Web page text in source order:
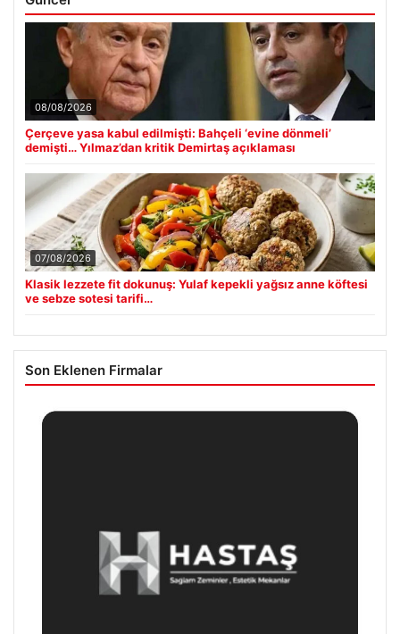
08/08/2026
Çerçeve yasa kabul edilmişti: Bahçeli ‘evine dönmeli’
demişti… Yılmaz’dan kritik Demirtaş açıklaması
07/08/2026
Klasik lezzete fit dokunuş: Yulaf kepekli yağsız anne köftesi
ve sebze sotesi tarifi…
Son Eklenen Firmalar